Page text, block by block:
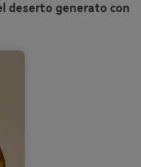
deserto generato con